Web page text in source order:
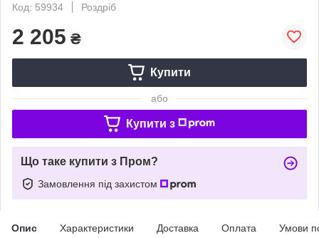
Код: 59934
Роздріб
2 205 ₴
Купити
або
Купити з
Що таке купити з Пром?
Замовлення під захистом
Опис Характеристики Доставка Оплата Умови